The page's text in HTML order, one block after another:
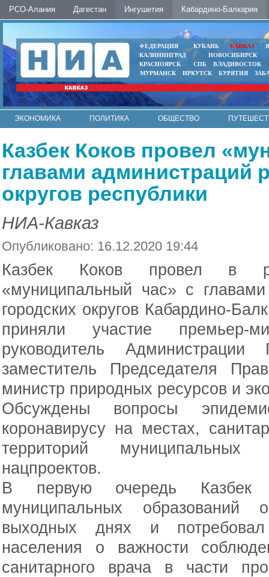
РСО-Алания Дагестан Ингушетия Кабардино-Балкария
ФЕДЕРАЦИЯ КУБАНЬ КАВКАЗ
КАЛИНИНГРАД
НОВОСИБИРСК
КРАСНОЯРСК
СПБ
ВЛАДИВОСТОК
МУРМАНСК
ИРКУТСК БУРЯТИЯ
ЭКОНОМИКА ПОЛИТИКА ОБЩЕСТВО
Казбек Коков провел
главами администраций
округов республики
НИА-Кавказ
Опубликовано: 16.12.2020 19:44
Казбек Коков провел в
«муниципальный час» с
городских округов Кабардино-
приняли участие премьер-
руководитель
заместитель Председателя
министр природных ресурсов и
Обсуждены вопросы
коронавирусу на местах,
территорий муниципальных
нацпроектов.
В первую очередь Казбек
муниципальных образований
выходных днях и
населения о важности
санитарного врача в части